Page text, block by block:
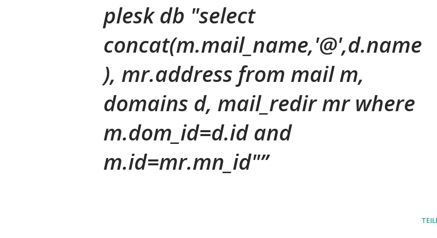
plesk db "select
concat(m.mail_name,'@',d.name
), mr.address from mail m,
domains d, mail_redir mr where
m.dom_id=d.id and
m.id=mr.mn_id"